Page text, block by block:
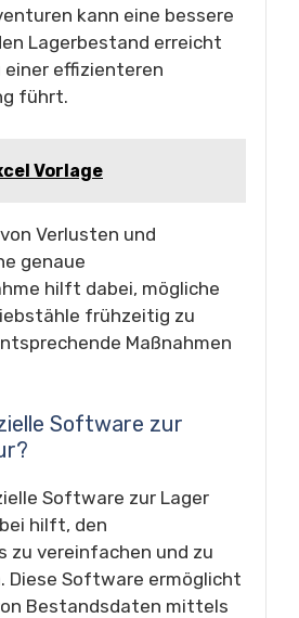
kann eine bessere
Lagerbestand erreicht
einer effizienteren
führt.
Vorlage
Verlusten und
genaue
hilft dabei, mögliche
frühzeitig zu
Maßnahmen
Software zur
Software zur Lager
hilft, den
zu vereinfachen und zu
Diese Software ermöglicht
Bestandsdaten mittels